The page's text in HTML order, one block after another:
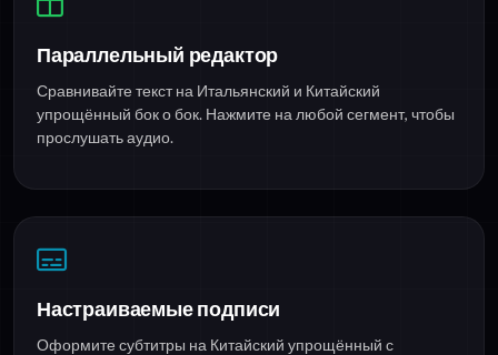
Параллельный редактор
Сравнивайте текст на Итальянский и Китайский
упрощённый бок о бок. Нажмите на любой сегмент, чтобы
прослушать аудио.
Настраиваемые подписи
Оформите субтитры на Китайский упрощённый с